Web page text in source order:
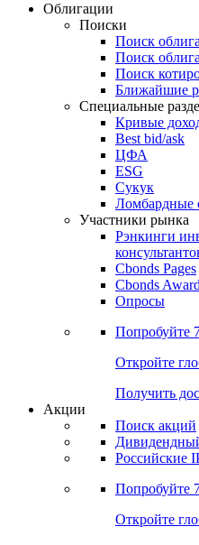
Облигации
Поиски
Поиск
Поиск
Поиск
Ближайшие
Специальные
Кривые
Best bid/ask
ЦФА
ESG
Сукук
Ломбардные
Участники рынка
Рэнкинги
Cbonds Pages
Cbonds
Опросы
Попробуйте
Откройте
Получить
Акции
Поиск акций
Российские
Попробуйте
Откройте